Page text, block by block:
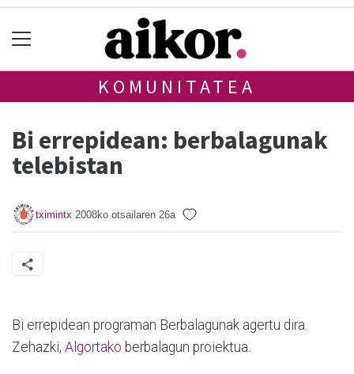
KOMUNITATEA
Bi errepidean: berbalagunak
telebistan
tximintx 2008ko otsailaren 26a
Bi errepidean programan Berbalagunak agertu dira.
Zehazki, Algortako berbalagun proiektua.